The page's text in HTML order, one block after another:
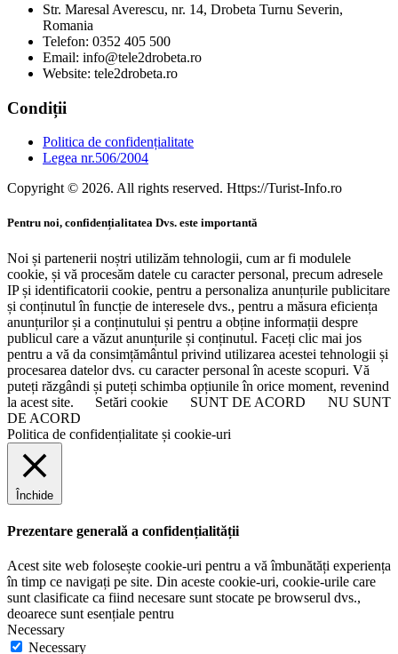
Str. Maresal Averescu, nr. 14, Drobeta Turnu Severin,
Romania
Telefon: 0352 405 500
Email: info@tele2drobeta.ro
Website: tele2drobeta.ro
Condiții
Politica de confidențialitate
Legea nr.506/2004
Copyright © 2026. All rights reserved. Https://Turist-Info.ro
Pentru noi, confidențialitatea Dvs. este importantă
Noi și partenerii noștri utilizăm tehnologii, cum ar fi modulele
cookie, și vă procesăm datele cu caracter personal, precum adresele
IP și identificatorii cookie, pentru a personaliza anunțurile publicitare
și conținutul în funcție de interesele dvs., pentru a măsura eficiența
anunțurilor și a conținutului și pentru a obține informații despre
publicul care a văzut anunțurile și conținutul. Faceți clic mai jos
pentru a vă da consimțământul privind utilizarea acestei tehnologii și
procesarea datelor dvs. cu caracter personal în aceste scopuri. Vă
puteți răzgândi și puteți schimba opțiunile în orice moment, revenind
la acest site.
Setări cookie SUNT DE ACORD
NU SUNT
DE ACORD
Politica de confidențialitate și cookie-uri
Închide
Prezentare generală a confidențialității
Acest site web folosește cookie-uri pentru a vă îmbunătăți experiența
în timp ce navigați pe site. Din aceste cookie-uri, cookie-urile care
sunt clasificate ca fiind necesare sunt stocate pe browserul dvs.,
deoarece sunt esențiale pentru
Necessary
Necessary